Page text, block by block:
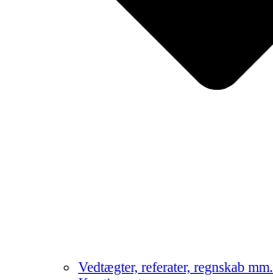
Vedtægter, referater, regnskab mm.